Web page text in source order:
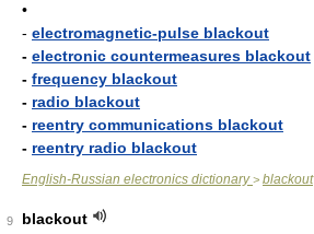
•
- electromagnetic-pulse blackout
- electronic countermeasures blackout
- frequency blackout
- radio blackout
- reentry communications blackout
- reentry radio blackout
English-Russian electronics dictionary> blackout
9
blackout